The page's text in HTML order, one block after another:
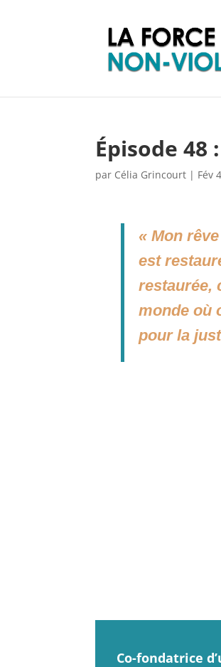
Épisode
par Célia Grincourt | Fév
« Mon
est
restaurée,
monde où
pour la
Co-fondatrice